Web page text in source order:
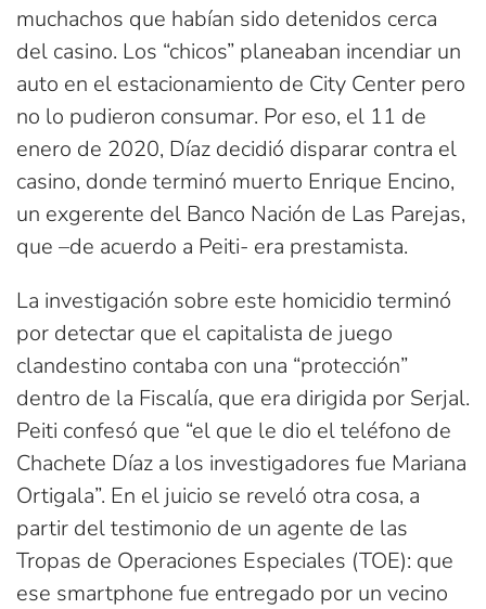
muchachos que habían sido detenidos cerca
del casino. Los “chicos” planeaban incendiar un
auto en el estacionamiento de City Center pero
no lo pudieron consumar. Por eso, el 11 de
enero de 2020, Díaz decidió disparar contra el
casino, donde terminó muerto Enrique Encino,
un exgerente del Banco Nación de Las Parejas,
que –de acuerdo a Peiti- era prestamista.
La investigación sobre este homicidio terminó
por detectar que el capitalista de juego
clandestino contaba con una “protección”
dentro de la Fiscalía, que era dirigida por Serjal.
Peiti confesó que “el que le dio el teléfono de
Chachete Díaz a los investigadores fue Mariana
Ortigala”. En el juicio se reveló otra cosa, a
partir del testimonio de un agente de las
Tropas de Operaciones Especiales (TOE): que
ese smartphone fue entregado por un vecino